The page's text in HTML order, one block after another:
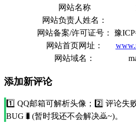
网站名称
网站负责人姓名：
网站备案/许可证号：
豫ICP
网站首页网址：
网站域名：
添加新评论
1️⃣ QQ邮箱可解析头像；2️⃣ 评论失
BUG🐛(暂时我还不会解决🙇~)。